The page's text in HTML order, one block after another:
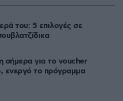
του: 5 επιλογές σε
για το voucher
ενεργό το πρόγραμμα